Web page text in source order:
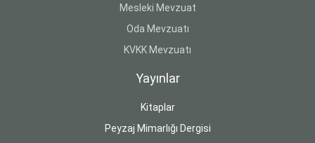
Mesleki Mevzuat
Oda Mevzuatı
KVKK Mevzuatı
Yayınlar
Kitaplar
Peyzaj Mimarlığı Dergisi